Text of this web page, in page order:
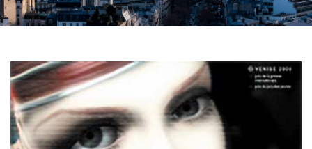
Horror
Kostuumdrama
Misdaad
Musical